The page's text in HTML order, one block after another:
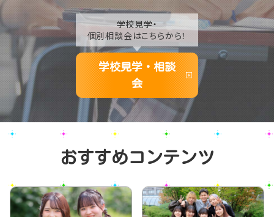
学校見学・
個別相談会はこちらから！
学校見学・相談
会
おすすめコンテンツ